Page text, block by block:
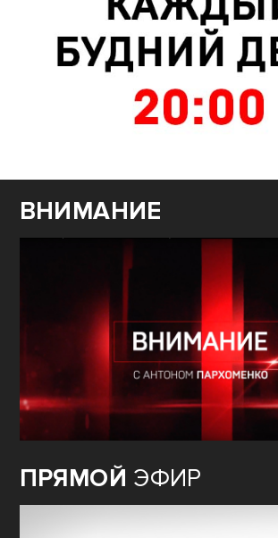
ВНИМАНИЕ
ПРЯМОЙ ЭФИР